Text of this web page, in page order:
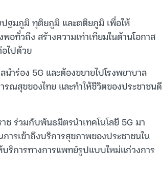
ฐมภูมิ ทุติยภูมิ และตติยภูมิ เพื่อให้
ทั่วถึง สร้างความเท่าเทียมในด้านโอกาส
ไปด้วย
ำร่อง 5G และต้องขยายไปโรงพยาบาล
ณสุขของไทย และทำให้ชีวิตของประชาชนดี
ช ร่วมกับพันธมิตรนำเทคโนโลยี 5G มา
ารเข้าถึงบริการสุขภาพของประชาชนใน
ริการทางการแพทย์รูปแบบใหม่แก่วงการ